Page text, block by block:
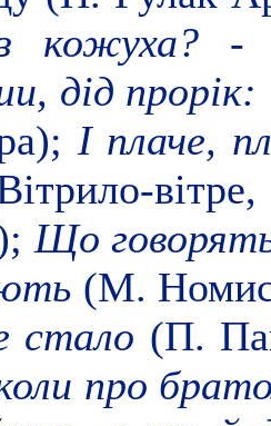
кожуха? -
дід прорік:
І плаче,
Що
(М.
(П.
про